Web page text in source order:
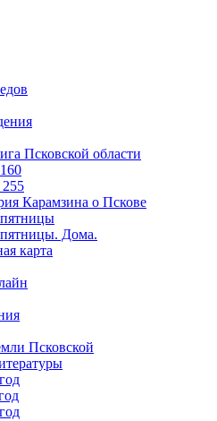
Псковской области
Карамзина о Пскове
Дома.
карта
Псковской